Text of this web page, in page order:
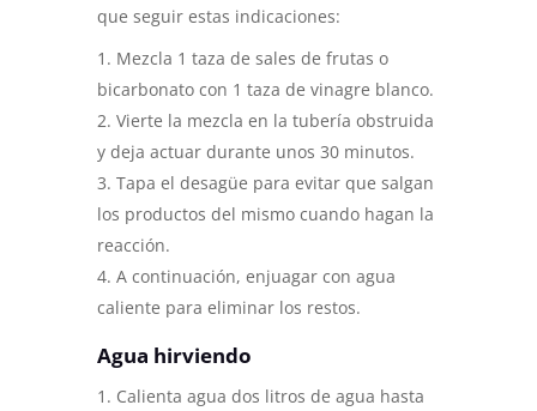
que seguir estas indicaciones:
Mezcla 1 taza de sales de frutas o
bicarbonato con 1 taza de vinagre blanco.
Vierte la mezcla en la tubería obstruida
y deja actuar durante unos 30 minutos.
Tapa el desagüe para evitar que salgan
los productos del mismo cuando hagan la
reacción.
A continuación, enjuagar con agua
caliente para eliminar los restos.
Agua hirviendo
Calienta agua dos litros de agua hasta